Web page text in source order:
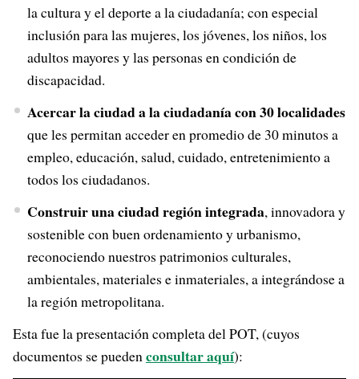
la cultura y el deporte a la ciudadanía; con especial
inclusión para las mujeres, los jóvenes, los niños, los
adultos mayores y las personas en condición de
discapacidad.
Acercar la ciudad a la ciudadanía con 30 localidades
que les permitan acceder en promedio de 30 minutos a
empleo, educación, salud, cuidado, entretenimiento a
todos los ciudadanos.
Construir una ciudad región integrada, innovadora y
sostenible con buen ordenamiento y urbanismo,
reconociendo nuestros patrimonios culturales,
ambientales, materiales e inmateriales, a integrándose a
la región metropolitana.
Esta fue la presentación completa del POT, (cuyos
documentos se pueden consultar aquí):